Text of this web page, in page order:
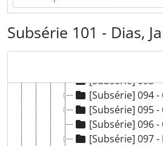
Subsérie 101 - Dias,
[Subsérie] 088 -
[Subsérie] 090 - Costeira,
[Subsérie] 091 -
[Subsérie] 092 -
[Subsérie] 093 - Cruz,
[Subsérie] 094 -
[Subsérie] 095 -
[Subsérie] 096 - Curto,
[Subsérie] 097 - Delgado,